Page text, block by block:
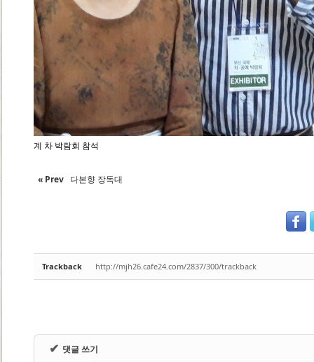
계 차 박람회 참석
« Prev 다본향 장독대
Trackback http://mjh26.cafe24.com/2837/300/trackback
✔ 댓글 쓰기